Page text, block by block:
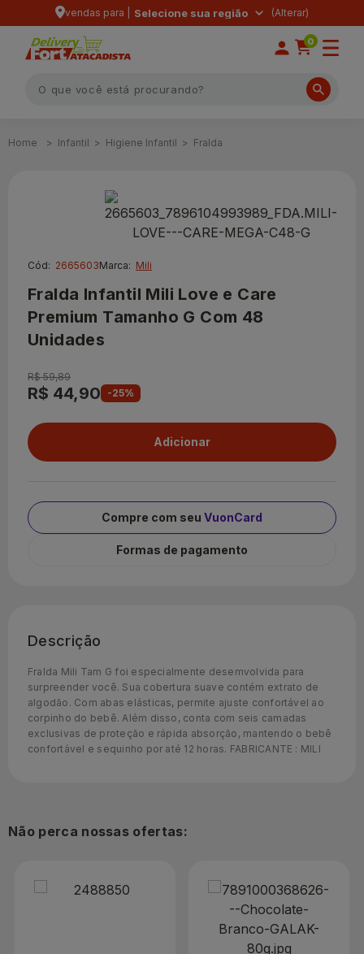
vendas para | Selecione sua região
0
Infantil Higiene Infantil Fralda
Cód: 2665603Marca: Mili
Fralda Infantil Mili Love e Care
Premium Tamanho G Com 48
Unidades
R$ 59,89
R$ 44,90 -25%
Compre com seu VuonCard
Formas de pagamento
Descrição
Fralda Mili Tam G foi especialmente desemvolvida para
surpreender você. Sua cobertura suave contém extrato de
algodão. Com abas elásticas, permite ajuste confortável ao
corpinho do bebê. Além disso, conta com seis camadas
exclusivas de proteção e rápida absorção, mantendo o bebê
confortável e sequinho por até 12 horas. FABRICANTE : MILI
Não perca nossas ofertas: